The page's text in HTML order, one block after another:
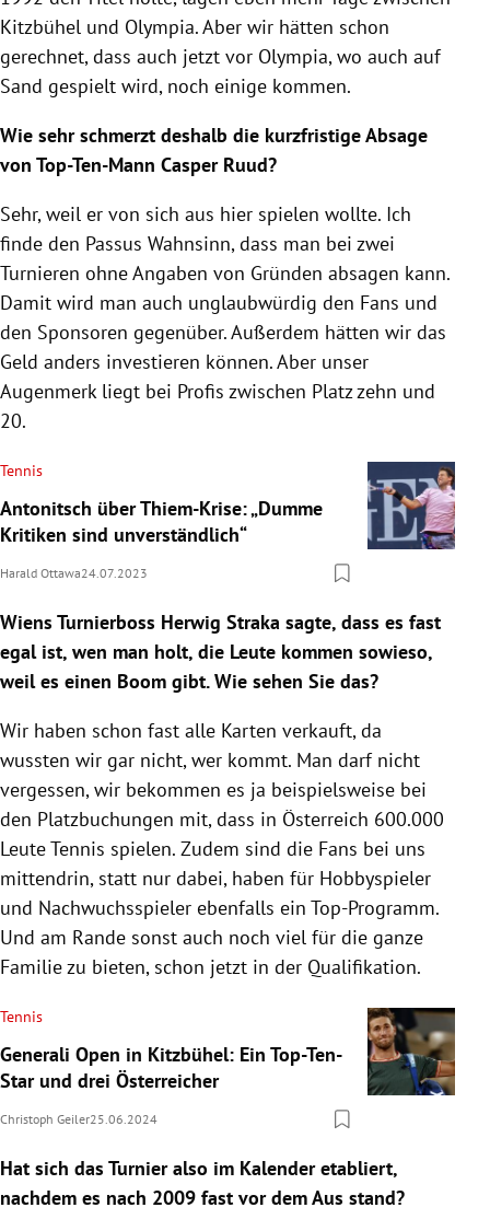
Kitzbühel und Olympia. Aber wir hätten schon
gerechnet, dass auch jetzt vor Olympia, wo auch auf
Sand gespielt wird, noch einige kommen.
Wie sehr schmerzt deshalb die kurzfristige Absage
von Top-Ten-Mann Casper Ruud?
Sehr, weil er von sich aus hier spielen wollte. Ich
finde den Passus Wahnsinn, dass man bei zwei
Turnieren ohne Angaben von Gründen absagen kann.
Damit wird man auch unglaubwürdig den Fans und
den Sponsoren gegenüber. Außerdem hätten wir das
Geld anders investieren können. Aber unser
Augenmerk liegt bei Profis zwischen Platz zehn und
20.
Tennis
Antonitsch über Thiem-Krise: „Dumme
Kritiken sind unverständlich“
Harald Ottawa24.07.2023
Wiens Turnierboss Herwig Straka sagte, dass es fast
egal ist, wen man holt, die Leute kommen sowieso,
weil es einen Boom gibt. Wie sehen Sie das?
Wir haben schon fast alle Karten verkauft, da
wussten wir gar nicht, wer kommt. Man darf nicht
vergessen, wir bekommen es ja beispielsweise bei
den Platzbuchungen mit, dass in Österreich 600.000
Leute Tennis spielen. Zudem sind die Fans bei uns
mittendrin, statt nur dabei, haben für Hobbyspieler
und Nachwuchsspieler ebenfalls ein Top-Programm.
Und am Rande sonst auch noch viel für die ganze
Familie zu bieten, schon jetzt in der Qualifikation.
Tennis
Generali Open in Kitzbühel: Ein Top-Ten-
Star und drei Österreicher
Christoph Geiler25.06.2024
Hat sich das Turnier also im Kalender etabliert,
nachdem es nach 2009 fast vor dem Aus stand?